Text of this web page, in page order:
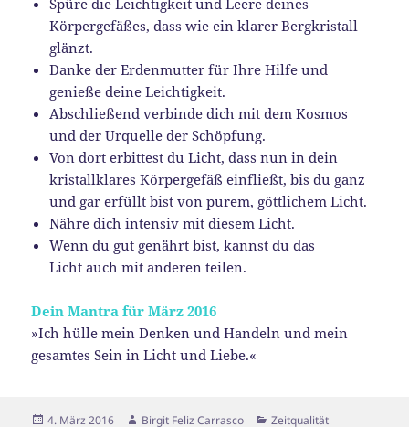
Körpergefäßes, dass wie ein klarer Bergkristall
glänzt.
Danke der Erdenmutter für Ihre Hilfe und
genieße deine Leichtigkeit.
Abschließend verbinde dich mit dem Kosmos
und der Urquelle der Schöpfung.
Von dort erbittest du Licht, dass nun in dein
kristallklares Körpergefäß einfließt, bis du ganz
und gar erfüllt bist von purem, göttlichem Licht.
Nähre dich intensiv mit diesem Licht.
Wenn du gut genährt bist, kannst du das
Licht auch mit anderen teilen.
Dein Mantra für März 2016
»Ich hülle mein Denken und Handeln und mein
gesamtes Sein in Licht und Liebe.«
Veröffentlicht
4. März 2016 Autor
Birgit Feliz Carrasco Kategorien
Zeitqualität